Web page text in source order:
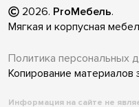
2026. ProМебель.
Мягкая и корпусная
Политика персональных
Копирование материалов
Информация на сайте не